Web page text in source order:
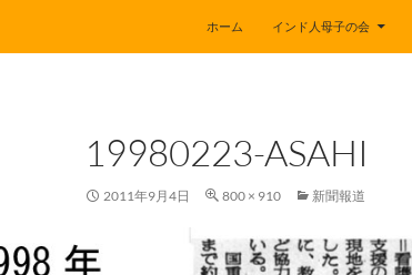
ホーム インド人母子の会
19980223-ASAHI
2011年9月4日 800 × 910 新聞報道